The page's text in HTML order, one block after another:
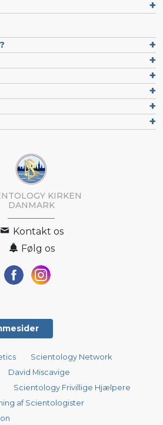
KIRKEN
DANMARK
Kontakt os
Følg os
Scientology Network
David Miscavige
Scientology Frivillige Hjælpere
af Scientologister